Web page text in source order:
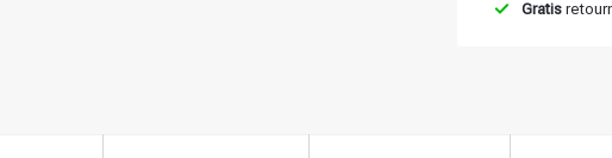
Gratis